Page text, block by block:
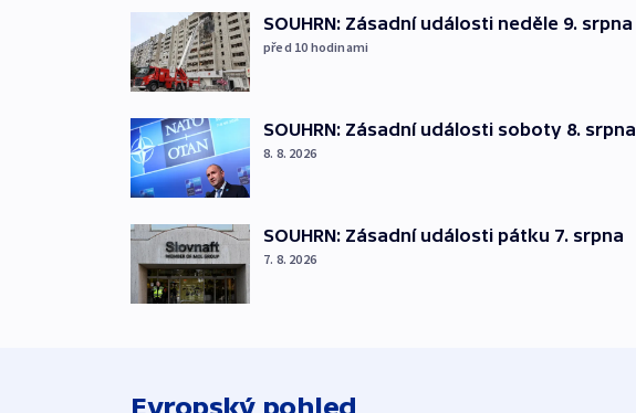
SOUHRN: Zásadní události neděle 9. srpna
před 10 hodinami
SOUHRN: Zásadní události soboty 8. srpna
8. 8. 2026
SOUHRN: Zásadní události pátku 7. srpna
7. 8. 2026
Evropský pohled